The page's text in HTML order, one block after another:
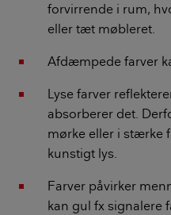
forvirrende i rum,
eller tæt møbleret.
Afdæmpede farver
Lyse farver
absorberer det.
mørke eller i stærke
kunstigt lys.
Farver påvirker
kan gul fx signalere